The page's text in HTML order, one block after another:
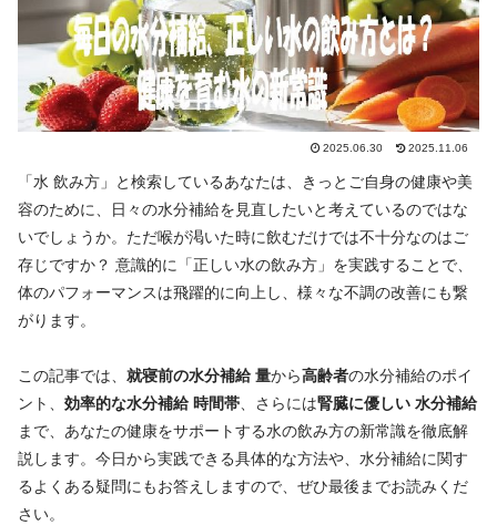
2025.06.30 2025.11.06
「水 飲み方」と検索しているあなたは、きっとご自身の健康や美
容のために、日々の水分補給を見直したいと考えているのではな
いでしょうか。ただ喉が渇いた時に飲むだけでは不十分なのはご
存じですか？ 意識的に「正しい水の飲み方」を実践することで、
体のパフォーマンスは飛躍的に向上し、様々な不調の改善にも繋
がります。
この記事では、 就寝前の水分補給 量から高齢者の水分補給のポイ
ント、 効率的な水分補給 時間帯、さらには腎臓に優しい 水分補給
まで、あなたの健康をサポートする水の飲み方の新常識を徹底解
説します。今日から実践できる具体的な方法や、水分補給に関す
るよくある疑問にもお答えしますので、ぜひ最後までお読みくだ
さい。